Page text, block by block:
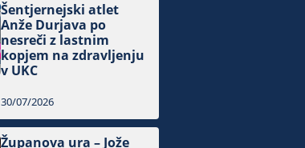
Šentjernejski atlet
Anže Durjava po
nesreči z lastnim
kopjem na zdravljenju
v UKC
30/07/2026
Županova ura – Jože